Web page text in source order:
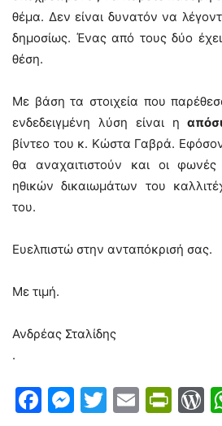
θέμα. Δεν είναι δυνατόν να
δημοσίως. Ένας από τους δύο
θέση.
Με βάση τα στοιχεία που
ενδεδειγμένη λύση είναι η
βίντεο του κ. Κώστα Γαβρά.
θα αναχαιτιστούν και οι
ηθικών δικαιωμάτων του
του.
Ευελπιστώ στην ανταπόκρισή σας.
Με τιμή.
Ανδρέας Σταλίδης
.
Facebook
Messenger
Twitter
Email